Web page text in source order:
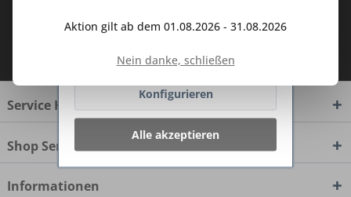
zur Kenntnis genommen.
Service Hotline
Shop Service
Informationen
Aktion gilt ab dem 01.08.2026 - 31.08.2026
Nein danke, schließen
Ablehnen
Konfigurieren
Alle akzeptieren